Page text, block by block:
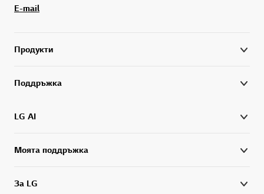
E-mail
Продукти
Поддръжка
LG AI
Моята поддръжка
За LG